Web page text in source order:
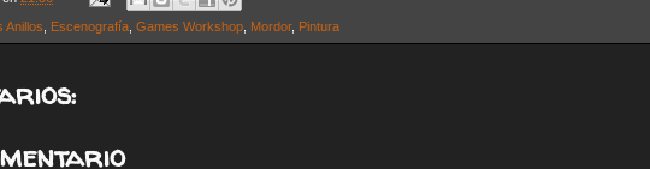
Anillos Escenografía Games Workshop Mordor, Pintura